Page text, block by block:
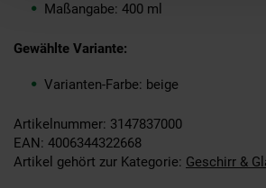
Maßangabe: 400 ml
Gewählte Variante:
Varianten-Farbe: beige
Artikelnummer: 3147837000
EAN: 4006344322668
Artikel gehört zur Kategorie: Geschirr &